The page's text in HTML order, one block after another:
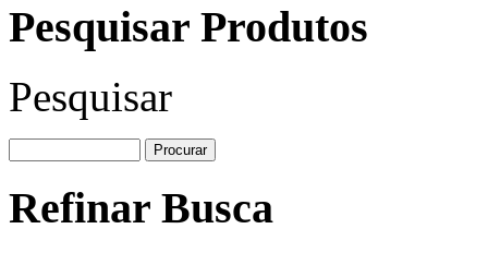
Pesquisar Produtos
Pesquisar
Refinar Busca